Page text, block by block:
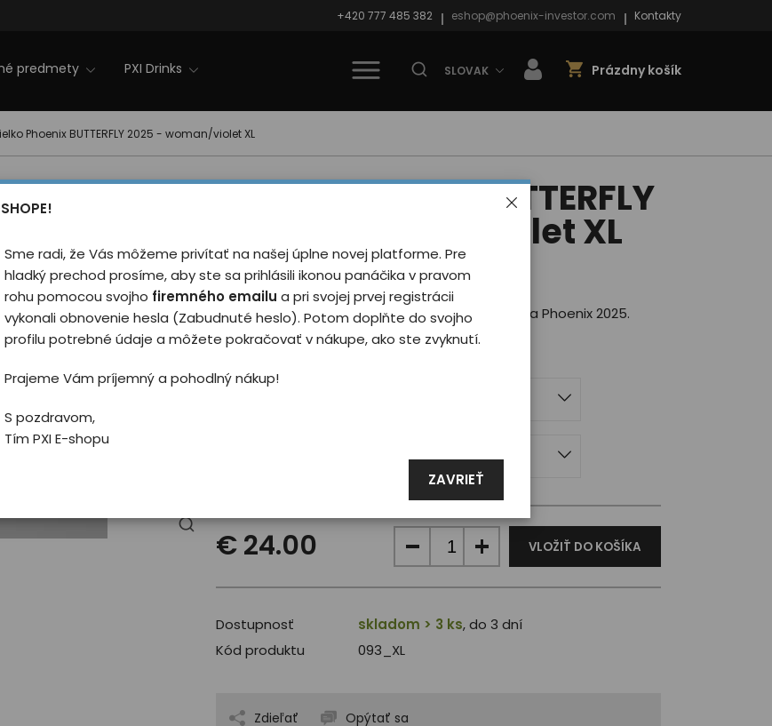
Sme radi, že Vás môžeme privítať na našej úplne novej platforme. Pre
hladký prechod prosíme, aby ste sa prihlásili ikonou panáčika v pravom
rohu pomocou svojho firemného emailu a pri svojej prvej registrácii
vykonali obnovenie hesla (Zabudnuté heslo). Potom doplňte do svojho
profilu potrebné údaje a môžete pokračovať v nákupe, ako ste zvyknutí.
Prajeme Vám príjemný a pohodlný nákup!
S pozdravom,
Tím PXI E-shopu
ZAVRIEŤ
+420 777 485 382 eshop@phoenix-investor.com Kontakty
SLOVAK Prázdny košík
predmety PXI Drinks
Phoenix BUTTERFLY 2025 - woman/violet XL
Tielko Phoenix BUTTERFLY
2025 - woman/violet XL
Hodnotilo 0 užívateľov
Biele dámske tielko so štýlovou potlačou motýľa Phoenix 2025.
Dostupné v štyroch farebných variantách.
€ 24.00 VLOŽIŤ DO KOŠÍKA
Dostupnosť skladom > 3 ks, do 3 dní
Kód produktu
093_XL
Zdieľať Opýtať sa